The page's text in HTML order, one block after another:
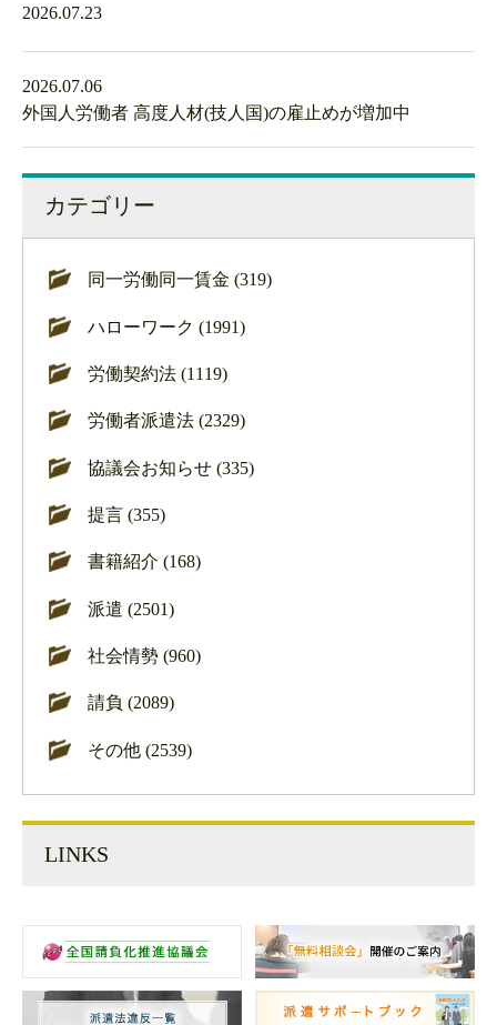
2026.07.23
2026.07.06
外国人労働者 高度人材(技人国)の雇止めが増加中
カテゴリー
同一労働同一賃金 (319)
ハローワーク (1991)
労働契約法 (1119)
労働者派遣法 (2329)
協議会お知らせ (335)
提言 (355)
書籍紹介 (168)
派遣 (2501)
社会情勢 (960)
請負 (2089)
その他 (2539)
LINKS